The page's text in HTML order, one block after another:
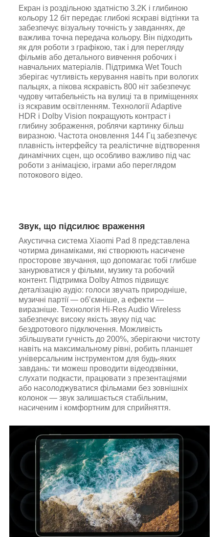
Екран із роздільною здатністю 3.2K і глибиною
кольору 12 біт передає глибокі яскраві відтінки та
забезпечує візуальну точність у завданнях, де
важлива точна передача кольору. Він підходить
як для роботи з графікою, так і для перегляду
фільмів або детального вивчення робочих і
навчальних матеріалів. Підтримка Wet Touch
зберігає чутливість керування навіть при вологих
пальцях, а пікова яскравість 800 ніт забезпечує
чудову читабельність на вулиці та в приміщеннях
із яскравим освітленням. Технології Adaptive
HDR і Dolby Vision покращують контраст і
глибину зображення, роблячи картинку більш
виразною. Частота оновлення 144 Гц забезпечує
плавність інтерфейсу та реалістичне відтворення
динамічних сцен, що особливо важливо під час
роботи з анімацією, іграми або переглядом
потокового відео.
Звук, що підсилює враження
Акустична система Xiaomi Pad 8 представлена
чотирма динаміками, які створюють насичене
просторове звучання, що допомагає тобі глибше
занурюватися у фільми, музику та робочий
контент. Підтримка Dolby Atmos підвищує
деталізацію аудіо: голоси звучать природніше,
музичні партії — об’ємніше, а ефекти —
виразніше. Технологія Hi-Res Audio Wireless
забезпечує високу якість звуку під час
бездротового підключення. Можливість
збільшувати гучність до 200%, зберігаючи чистоту
навіть на максимальному рівні, робить планшет
універсальним інструментом для будь-яких
завдань: ти можеш проводити відеодзвінки,
слухати подкасти, працювати з презентаціями
або насолоджуватися фільмами без зовнішніх
колонок — звук залишається стабільним,
насиченим і комфортним для сприйняття.